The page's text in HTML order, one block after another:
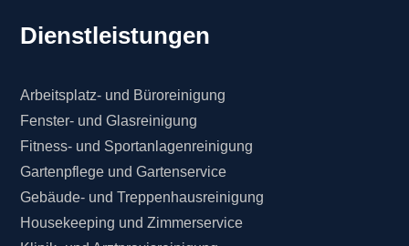
Dienstleistungen
Arbeitsplatz- und Büroreinigung
Fenster- und Glasreinigung
Fitness- und Sportanlagenreinigung
Gartenpflege und Gartenservice
Gebäude- und Treppenhausreinigung
Housekeeping und Zimmerservice